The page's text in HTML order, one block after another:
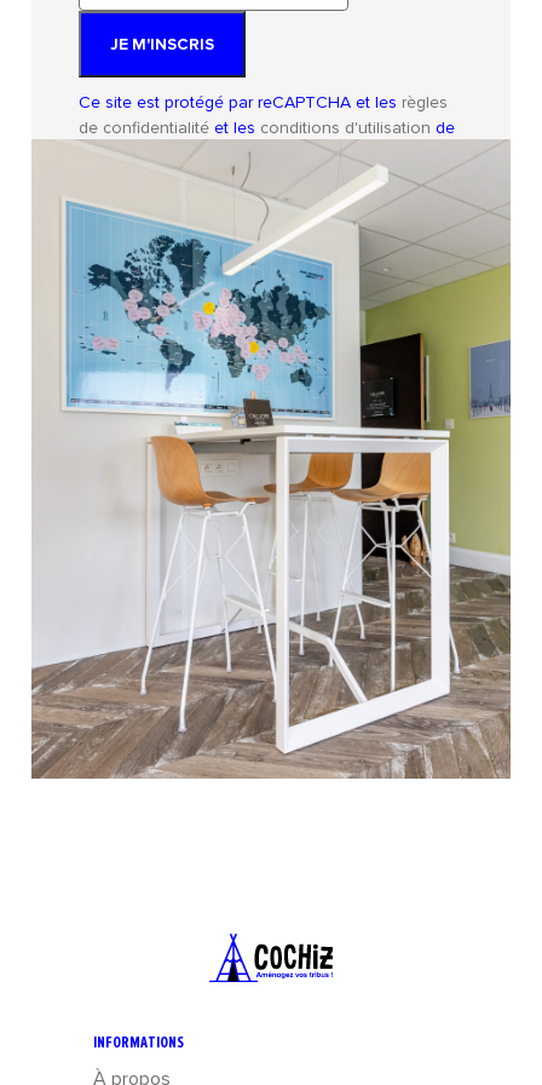
Une ergonomie pensée pour les
longues sessions
Nos fauteuils de bureau 24h/24 ergonomiques intègrent
divers réglages pour s’adapter à chaque utilisateur :
Réglage de la hauteur d’assise
Accoudoirs réglables
Renfort lombaire
Mécanisme synchrone assise/dossier
Réglage de la tension
Têtière réglable…
Des matériaux robustes
fauteuils professionnels à usage intensif sont
fabriqués avec des matériaux résistants: tissu d’assise
spécial utilisation 24h/24 et 7j/7, mousse d’assise haute
densité, structure et piétement renforcés… permettant de
supporter un poids maximum supérieur aux fauteuils de
bureau classiques.
Pour quels environnements de travail
utiliser un fauteuil 24h/24 ?
Postes de surveillance et sécurité
Salles de contrôle (industrie, transport, énergie)
Ils conviennent également à toute personne recherchant un
fauteuil plus solide et confortable pour de longues journées
JE M'INSCRIS
Ce site est protégé par reCAPTCHA et les règles
de confidentialitéet les conditions d'utilisation de
Google s'appliquent.
INFORMATIONS
À propos